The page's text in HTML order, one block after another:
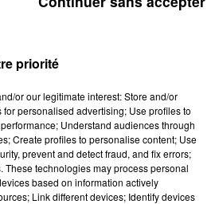
priorité
or our legitimate interest: Store and/or
personalised advertising; Use profiles to
Understand audiences through
Create profiles to personalise content; Use
prevent and detect fraud, and fix errors;
technologies may process personal
based on information actively
Link different devices; Identify devices